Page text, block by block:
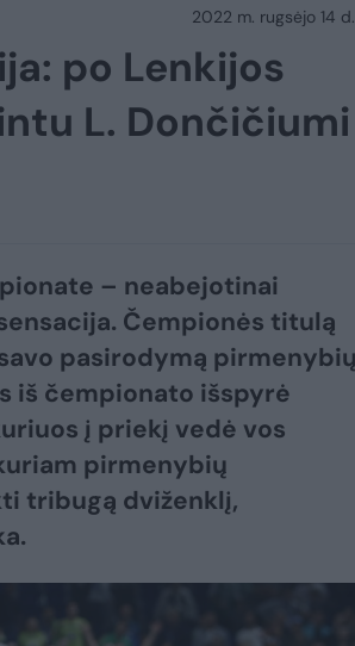
2022 m. rugsėjo 14
po Lenkijos
L. Dončičiumi
– neabejotinai
Čempionės titulą
pasirodymą pirmenybių
iš čempionato išspyrė
į priekį vedė vos
pirmenybių
tribugą dviženklį,